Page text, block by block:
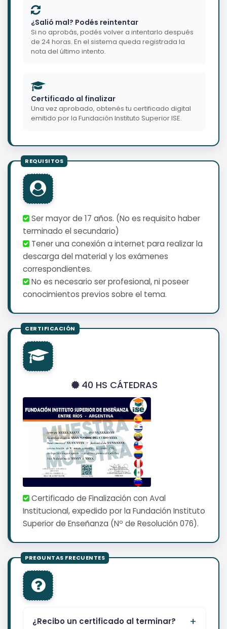
¿Salió mal? Podés reintentar
Si no aprobás, podés volver a intentarlo después
de 24 horas. En el sistema queda registrada la
nota del último intento.
Certificado al finalizar
Una vez aprobado, obtenés tu certificado digital
emitido por la Fundación Instituto Superior ISE.
Ser mayor de 17 años. (No es requisito haber
terminado el secundario)
Tener una conexión a internet para realizar la
descarga del material y los exámenes
correspondientes.
No es necesario ser profesional, ni poseer
conocimientos previos sobre el tema.
40 HS CÁTEDRAS
Certificado de Finalización con Aval
Institucional, expedido por la Fundación Instituto
Superior de Enseñanza (Nº de Resolución 076).
¿Recibo un certificado al terminar?